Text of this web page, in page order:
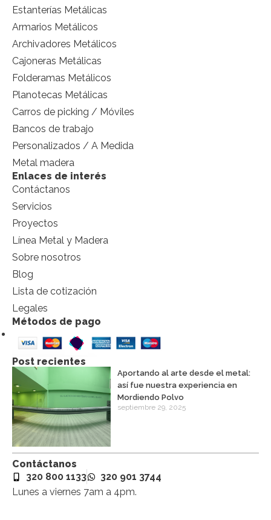
Estanterías Metálicas
Armarios Metálicos
Archivadores Metálicos
Cajoneras Metálicas
Folderamas Metálicos
Planotecas Metálicas
Carros de picking / Móviles
Bancos de trabajo
Personalizados / A Medida
Metal madera
Enlaces de interés
Contáctanos
Servicios
Proyectos
Línea Metal y Madera
Sobre nosotros
Blog
Lista de cotización
Legales
Métodos de pago
Transferencias
Post recientes
Aportando al arte desde el metal:
así fue nuestra experiencia en
Mordiendo Polvo
septiembre 29, 2025
Contáctanos
320 800 1133
320 901 3744
Lunes a viernes 7am a 4pm.